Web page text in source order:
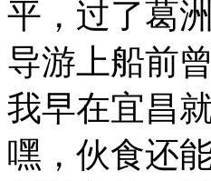
平，过了葛
导游上船前
我早在宜昌
嘿，伙食还